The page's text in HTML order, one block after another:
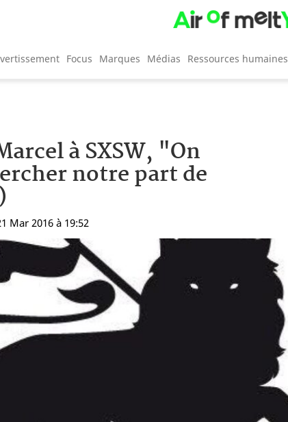
Focus Marques Médias Ressources humaines
à SXSW, "On
notre part de
Mar 2016 à 19:52